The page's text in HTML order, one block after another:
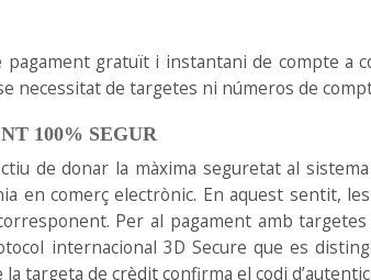
pagament gratuït i instantani de compte a
necessitat de targetes ni números de
100% SEGUR
de donar la màxima seguretat al
en comerç electrònic. En aquest sentit,
Per al pagament amb
internacional 3D Secure que es
targeta de crèdit confirma el codi